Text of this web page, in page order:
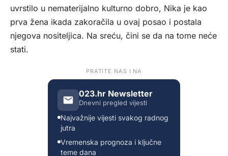
uvrstilo u nematerijalno kulturno dobro, Nika je kao
prva žena ikada zakoračila u ovaj posao i postala
njegova nositeljica. Na sreću, čini se da na tome neće
stati.
PRATITE NAS I NA
023.hr Newsletter
Dnevni pregled vijesti
Najvažnije vijesti svakog radnog
jutra
Vremenska prognoza i ključne
teme dana